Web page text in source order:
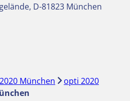
D-81823 München
München
opti 2020